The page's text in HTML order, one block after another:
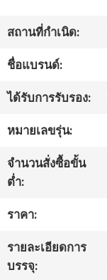
วิดีโอ
เกี่ยว
กับ
เรา
ทัวร์
โรงงาน
สถานที่กำเนิด:
ชื่อแบรนด์:
ได้รับการรับรอง:
หมายเลขรุ่น:
จำนวนสั่งซื้อขั้น
ต่ำ:
ราคา:
รายละเอียดการ
บรรจุ: